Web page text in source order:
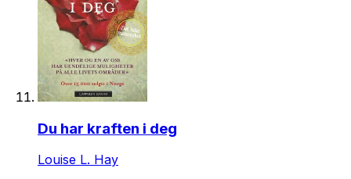
Du har kraften i deg
Louise L. Hay